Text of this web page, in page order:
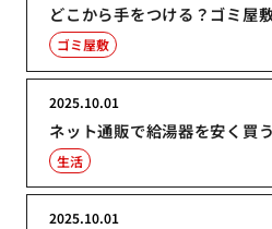
どこから手をつける？ゴミ屋
ゴミ屋敷
ネット通販で給湯器を安く買
2025.10.01
生活
2025.10.01